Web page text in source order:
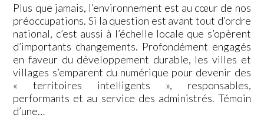
Plus que jamais, l’environnement est au cœur de nos
préoccupations. Si la question est avant tout d’ordre
national, c’est aussi à l’échelle locale que s’opèrent
d’importants changements. Profondément engagés
en faveur du développement durable, les villes et
villages s’emparent du numérique pour devenir des
« territoires intelligents », responsables,
performants et au service des administrés. Témoin
d’une…